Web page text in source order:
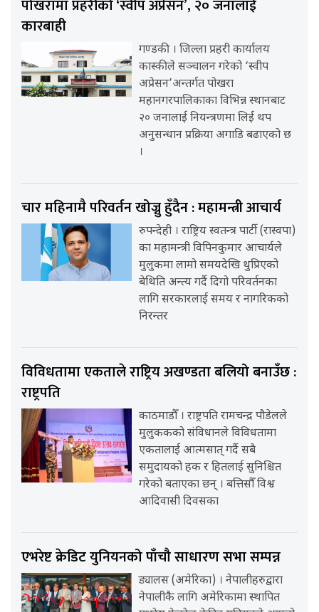
पोखरामा प्रहरीको ‘स्वीप अप्रेसन’, २० जनालाई
कारबाही
गण्डकी । जिल्ला प्रहरी कार्यालय
कास्कीले सञ्चालन गरेको ‘स्वीप
अप्रेसन’अन्तर्गत पोखरा
महानगरपालिकाका विभिन्न स्थानबाट
२० जनालाई नियन्त्रणमा लिई थप
अनुसन्धान प्रक्रिया अगाडि बढाएको छ
।
चार महिनामै परिवर्तन खोज्नु हुँदैन : महामन्त्री आचार्य
रुपन्देही । राष्ट्रिय स्वतन्त्र पार्टी (रास्वपा)
का महामन्त्री विपिनकुमार आचार्यले
मुलुकमा लामो समयदेखि थुप्रिएको
बेथिति अन्त्य गर्दै दिगो परिवर्तनका
लागि सरकारलाई समय र नागरिकको
निरन्तर
विविधतामा एकताले राष्ट्रिय अखण्डता बलियो बनाउँछ :
राष्ट्रपति
काठमाडौँ । राष्ट्रपति रामचन्द्र पौडेलले
मुलुककको संविधानले विविधतामा
एकतालाई आत्मसात् गर्दै सबै
समुदायको हक र हितलाई सुनिश्चित
गरेको बताएका छन् । बत्तिसौँ विश्व
आदिवासी दिवसका
एभरेष्ट क्रेडिट युनियनको पाँचौ साधारण सभा सम्पन्न
ड्यालस (अमेरिका) । नेपालीहरुद्वारा
नेपालीकै लागि अमेरिकामा स्थापित